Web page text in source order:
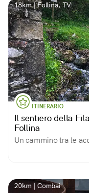
18km | Follina, TV
ITINERARIO
Il sentiero della
Follina
Un cammino tra le
20km | Combai